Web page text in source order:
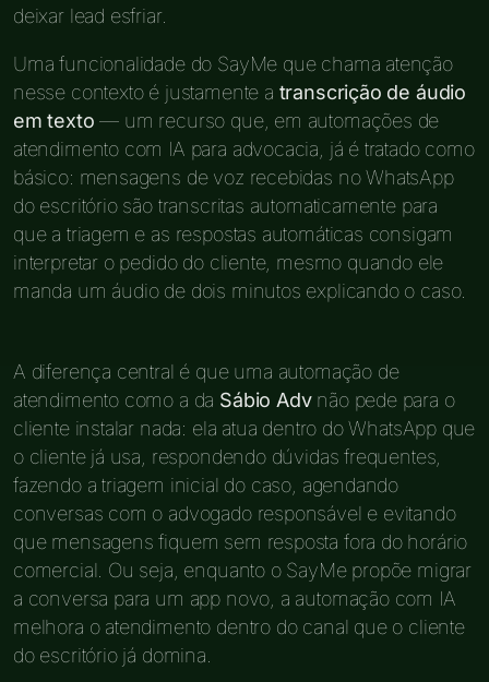
deixar lead esfriar.
Uma funcionalidade do SayMe que chama atenção
nesse contexto é justamente a transcrição de áudio
em texto — um recurso que, em automações de
atendimento com IA para advocacia, já é tratado como
básico: mensagens de voz recebidas no WhatsApp
do escritório são transcritas automaticamente para
que a triagem e as respostas automáticas consigam
interpretar o pedido do cliente, mesmo quando ele
manda um áudio de dois minutos explicando o caso.
A diferença central é que uma automação de
atendimento como a da Sábio Advnão pede para o
cliente instalar nada: ela atua dentro do WhatsApp que
o cliente já usa, respondendo dúvidas frequentes,
fazendo a triagem inicial do caso, agendando
conversas com o advogado responsável e evitando
que mensagens fiquem sem resposta fora do horário
comercial. Ou seja, enquanto o SayMe propõe migrar
a conversa para um app novo, a automação com IA
melhora o atendimento dentro do canal que o cliente
do escritório já domina.